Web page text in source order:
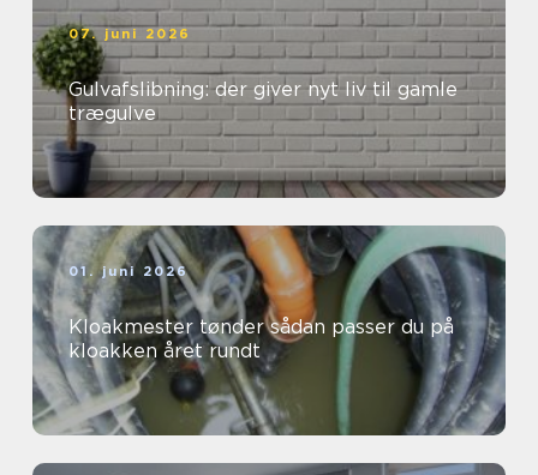
07. juni 2026
Gulvafslibning: der giver nyt liv til gamle
trægulve
01. juni 2026
Kloakmester tønder sådan passer du på
kloakken året rundt